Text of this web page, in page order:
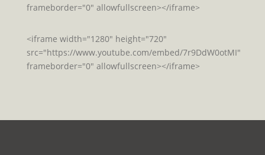
frameborder="0" allowfullscreen></iframe>
<iframe width="1280" height="720"
src="https://www.youtube.com/embed/7r9DdW0otMI"
frameborder="0" allowfullscreen></iframe>